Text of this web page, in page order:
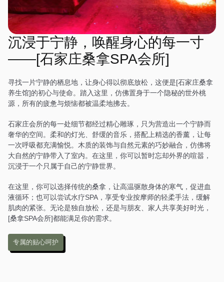
米，让人在享受桑拿的同
时，也能感受到古典的宁
静。水疗区域则配备了舒适
的按摩床和私人浴缸，每个
房间都经过精心布置，搭配
中式风格的装饰，营造出一
种温馨而舒适的感觉。在这
里，每一次放松都是一场诗
意的旅行。
沉浸于宁静，唤醒身心的每一寸
——[石家庄桑拿SPA会所]
寻找一片宁静的栖息地，让身心得以彻底放松，这便是[石家庄桑拿
养生馆]的初心与使命。踏入这里，仿佛置身于一个隐秘的世外桃
源，所有的疲惫与烦恼都被温柔地拂去。
石家庄会所的每一处细节都经过精心雕琢，只为营造出一个宁静而
奢华的空间。柔和的灯光、舒缓的音乐，搭配上精选的香薰，让每
一次呼吸都充满愉悦。木质的装饰与自然元素的巧妙融合，仿佛将
大自然的宁静带入了室内。在这里，你可以暂时忘却外界的喧嚣，
沉浸于一个只属于自己的宁静世界。
在这里，你可以选择传统的桑拿，让高温驱散身体的寒气，促进血
液循环；也可以尝试水疗SPA，享受专业按摩师的轻柔手法，缓解
肌肉的紧张。无论是独自放松，还是与朋友、家人共享美好时光，
[桑拿SPA会所]都能满足你的需求。
专属的贴心呵护